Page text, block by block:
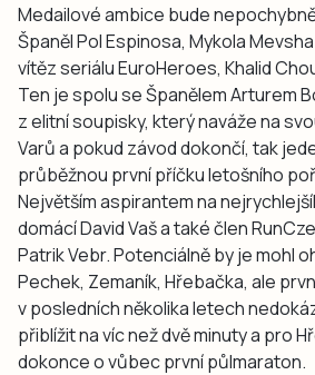
Medailové ambice bude
Španěl Pol Espinosa, Mykola
vítěz seriálu EuroHeroes, Khalid
Ten je spolu se Španělem Arturem
z elitní soupisky, který naváže na
Varů a pokud závod dokončí, tak
průběžnou první příčku letošního
Největším aspirantem na
domácí David Vaš a také člen
Patrik Vebr. Potenciálně by je mohl
Pechek, Zemaník, Hřebačka, ale
v posledních několika letech
přiblížit na víc než dvě minuty a pro
dokonce o vůbec první půlmaraton.